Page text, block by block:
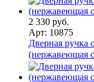
2 330 руб.
Арт: 10875
Дверная ручка
(нержавеющая